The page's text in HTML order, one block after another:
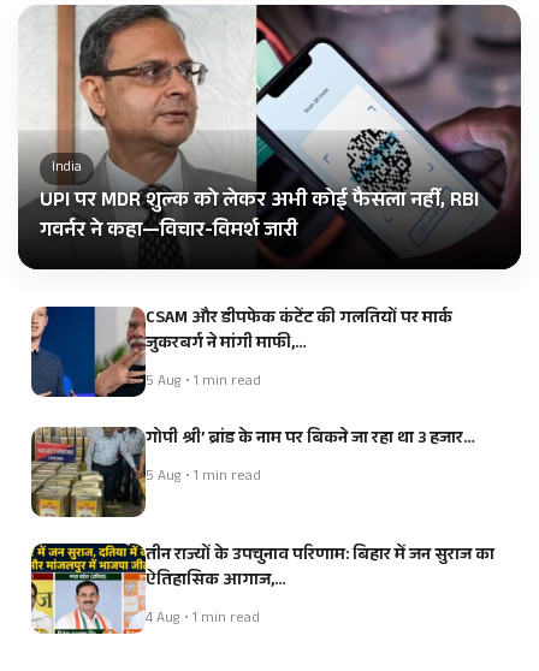
India
UPI पर MDR शुल्क को लेकर अभी कोई फैसला नहीं, RBI
गवर्नर ने कहा—विचार-विमर्श जारी
CSAM और डीपफेक कंटेंट की गलतियों पर मार्क
जुकरबर्ग ने मांगी माफी,…
5 Aug • 1 min read
गोपी श्री’ ब्रांड के नाम पर बिकने जा रहा था 3 हजार…
5 Aug • 1 min read
तीन राज्यों के उपचुनाव परिणाम: बिहार में जन सुराज का
ऐतिहासिक आगाज,…
4 Aug • 1 min read